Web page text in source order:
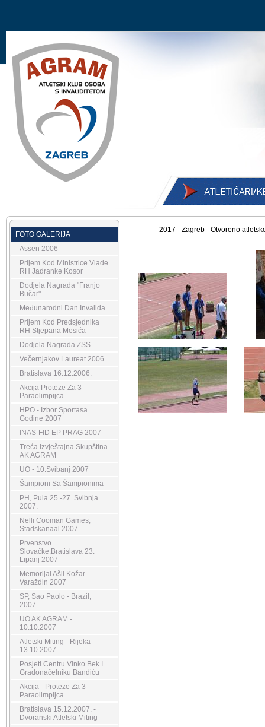
2017 - Zagreb - Otvoreno
FOTO GALERIJA
Assen 2006
Prijem Kod Ministrice Vlade
RH Jadranke Kosor
Dodjela Nagrada "Franjo
Bučar"
Međunarodni Dan Invalida
Prijem Kod Predsjednika
RH Stjepana Mesića
Dodjela Nagrada ZSS
Večernjakov Laureat 2006
Bratislava 16.12.2006.
Akcija Proteze Za 3
Paraolimpijca
HPO - Izbor Sportasa
Godine 2007
INAS-FID EP PRAG 2007
Treća Izvještajna Skupština
AK AGRAM
UO - 10.Svibanj 2007
Šampioni Sa Šampionima
PH, Pula 25.-27. Svibnja
2007.
Nelli Cooman Games,
Stadskanaal 2007
Prvenstvo
Slovačke,Bratislava 23.
Lipanj 2007
Memorijal Ašli Kožar -
Varaždin 2007
SP, Sao Paolo - Brazil,
2007
UO AK AGRAM -
10.10.2007
Atletski Miting - Rijeka
13.10.2007.
Posjeti Centru Vinko Bek I
Gradonačelniku Bandiću
Akcija - Proteze Za 3
Paraolimpijca
Bratislava 15.12.2007. -
Dvoranski Atletski Miting